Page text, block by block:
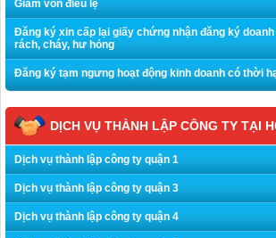
Giảm vốn điều lệ
Đăng ký xin cấp lại giấy chứng nhận đăng ký
rách, cháy, hư hỏng
Đăng ký tạm ngưng hoạt động kinh doanh có thời
DỊCH VỤ THÀNH LẬP CÔNG TY TẠI
Dịch vụ thành lập công ty quận 1
Dịch vụ thành lập công ty quận 3
Dịch vụ thành lập công ty quận 4